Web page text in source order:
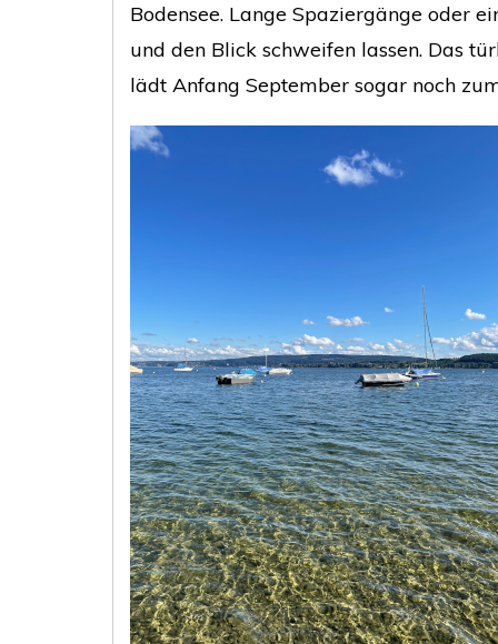
Bodensee. Lange Spaziergänge oder
und den Blick schweifen lassen. Das
lädt Anfang September sogar noch